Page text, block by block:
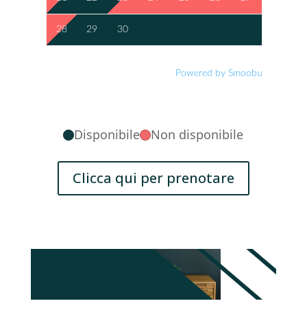
28 29 30
Powered by Smoobu
Disponibile Non disponibile
Clicca qui per prenotare